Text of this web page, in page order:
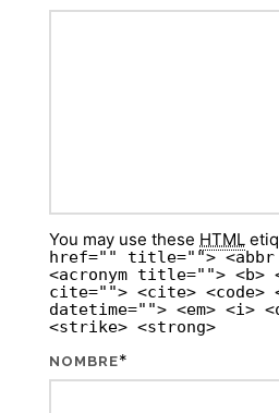
You may use these HTML
href="" title="">
<acronym title=""> <b>
cite=""> <cite> <code>
datetime=""> <em> <i>
<strike> <strong>
NOMBRE*